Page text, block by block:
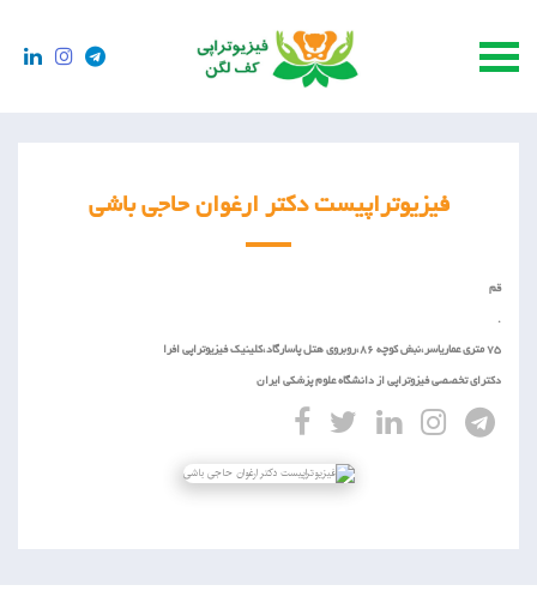
فیزیوتراپیست دکتر ارغوان حاجی باشی
قم
.
75 متری عماریاسر،نبش کوچه 86،روبروی هتل پاسارگاد،کلینیک فیزیوتراپی افرا
دکترای تخصصی فیزوتراپی از دانشگاه علوم پزشکی ایران